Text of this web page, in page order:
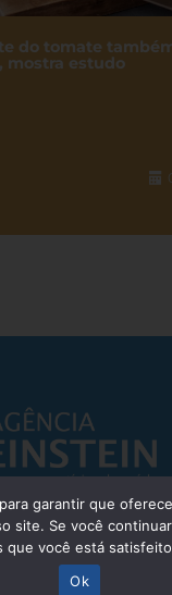
do tomate
mostra estudo
Dr. Eliezer Silva -
2025 - Todos os
garantir que
site. Se você
que você está
Ok